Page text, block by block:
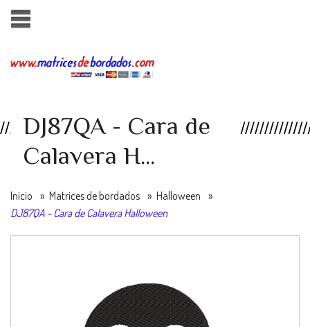
DJ87QA - Cara de
Calavera H...
Inicio » Matrices de bordados » Halloween »
DJ87QA - Cara de Calavera Halloween